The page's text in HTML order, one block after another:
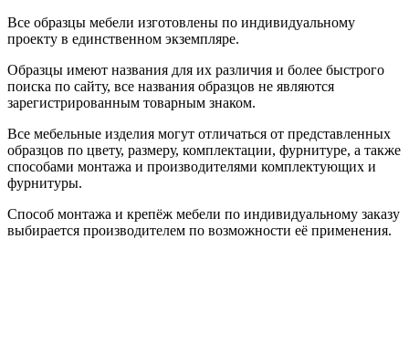
Все образцы мебели изготовлены по индивидуальному
проекту в единственном экземпляре.
Образцы имеют названия для их различия и более быстрого
поиска по сайту, все названия образцов не являются
зарегистрированным товарным знаком.
Все мебельные изделия могут отличаться от представленных
образцов по цвету, размеру, комплектации, фурнитуре, а также
способами монтажа и производителями комплектующих и
фурнитуры.
Способ монтажа и крепёж мебели по индивидуальному заказу
выбирается производителем по возможности её применения.